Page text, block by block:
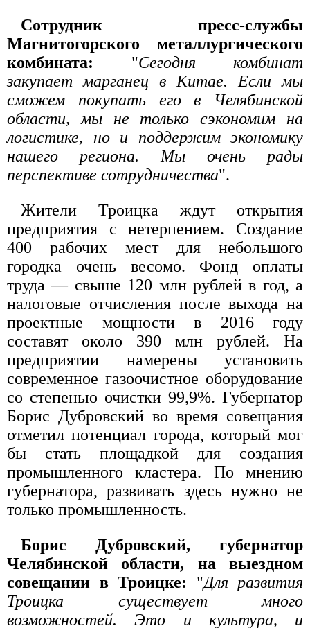
Сотрудник пресс-службы
Магнитогорского металлургического
комбината: "Сегодня комбинат
закупает марганец в Китае. Если мы
сможем покупать его в Челябинской
области, мы не только сэкономим на
логистике, но и поддержим экономику
нашего региона. Мы очень рады
перспективе сотрудничества".
Жители Троицка ждут открытия
предприятия с нетерпением. Создание
400 рабочих мест для небольшого
городка очень весомо. Фонд оплаты
труда — свыше 120 млн рублей в год, а
налоговые отчисления после выхода на
проектные мощности в 2016 году
составят около 390 млн рублей. На
предприятии намерены установить
современное газоочистное оборудование
со степенью очистки 99,9%. Губернатор
Борис Дубровский во время совещания
отметил потенциал города, который мог
бы стать площадкой для создания
промышленного кластера. По мнению
губернатора, развивать здесь нужно не
только промышленность.
Борис Дубровский, губернатор
Челябинской области, на выездном
совещании в Троицке: "Для развития
Троицка существует много
возможностей. Это и культура, и